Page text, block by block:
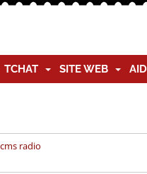
TCHAT SITE WEB
radio